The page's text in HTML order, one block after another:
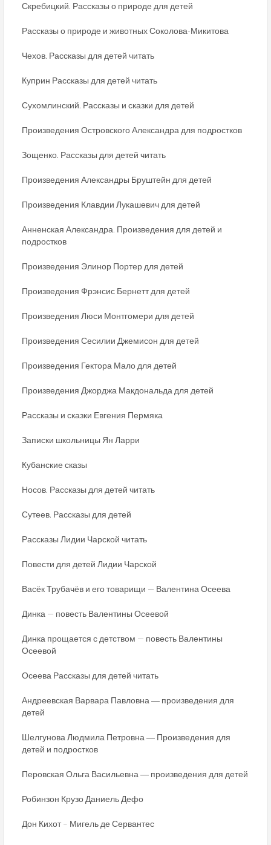
Скребицкий. Рассказы о природе для детей
Рассказы о природе и животных Соколова-Микитова
Чехов. Рассказы для детей читать
Куприн Рассказы для детей читать
Сухомлинский. Рассказы и сказки для детей
Произведения Островского Александра для подростков
Зощенко. Рассказы для детей читать
Произведения Александры Бруштейн для детей
Произведения Клавдии Лукашевич для детей
Анненская Александра. Произведения для детей и
подростков
Произведения Элинор Портер для детей
Произведения Фрэнсис Бернетт для детей
Произведения Люси Монтгомери для детей
Произведения Сесилии Джемисон для детей
Произведения Гектора Мало для детей
Произведения Джорджа Макдональда для детей
Рассказы и сказки Евгения Пермяка
Записки школьницы Ян Ларри
Кубанские сказы
Носов. Рассказы для детей читать
Сутеев. Рассказы для детей
Рассказы Лидии Чарской читать
Повести для детей Лидии Чарской
Васёк Трубачёв и его товарищи — Валентина Осеева
Динка — повесть Валентины Осеевой
Динка прощается с детством — повесть Валентины
Осеевой
Осеева Рассказы для детей читать
Андреевская Варвара Павловна ― произведения для
детей
Шелгунова Людмила Петровна ― Произведения для
детей и подростков
Перовская Ольга Васильевна ― произведения для детей
Робинзон Крузо Даниель Дефо
Дон Кихот – Мигель де Сервантес